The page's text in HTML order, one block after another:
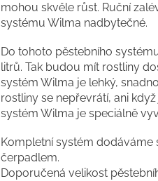
mohou skvěle růst. Ruční
systému Wilma nadbytečné.
Do tohoto pěstebního
litrů. Tak budou mít rostliny
systém Wilma je lehký,
rostliny se nepřevrátí, ani
systém Wilma je speciálně
Kompletní systém dodáváme
čerpadlem.
Doporučená velikost